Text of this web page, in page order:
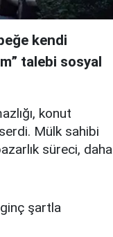
kendi
talebi sosyal
konut
serdi. Mülk sahibi
süreci, daha
şartla